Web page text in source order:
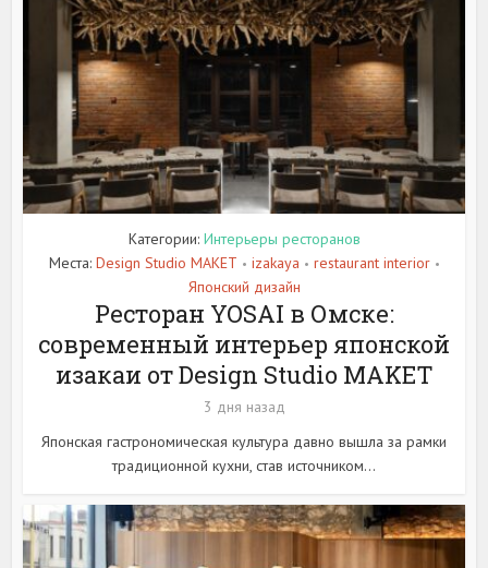
Категории: Интерьеры ресторанов
Места: Design Studio MAKET • izakaya • restaurant interior •
Японский дизайн
Ресторан YOSAI в Омске:
современный интерьер японской
изакаи от Design Studio MAKET
3 дня назад
Японская гастрономическая культура давно вышла за рамки
традиционной кухни, став источником...